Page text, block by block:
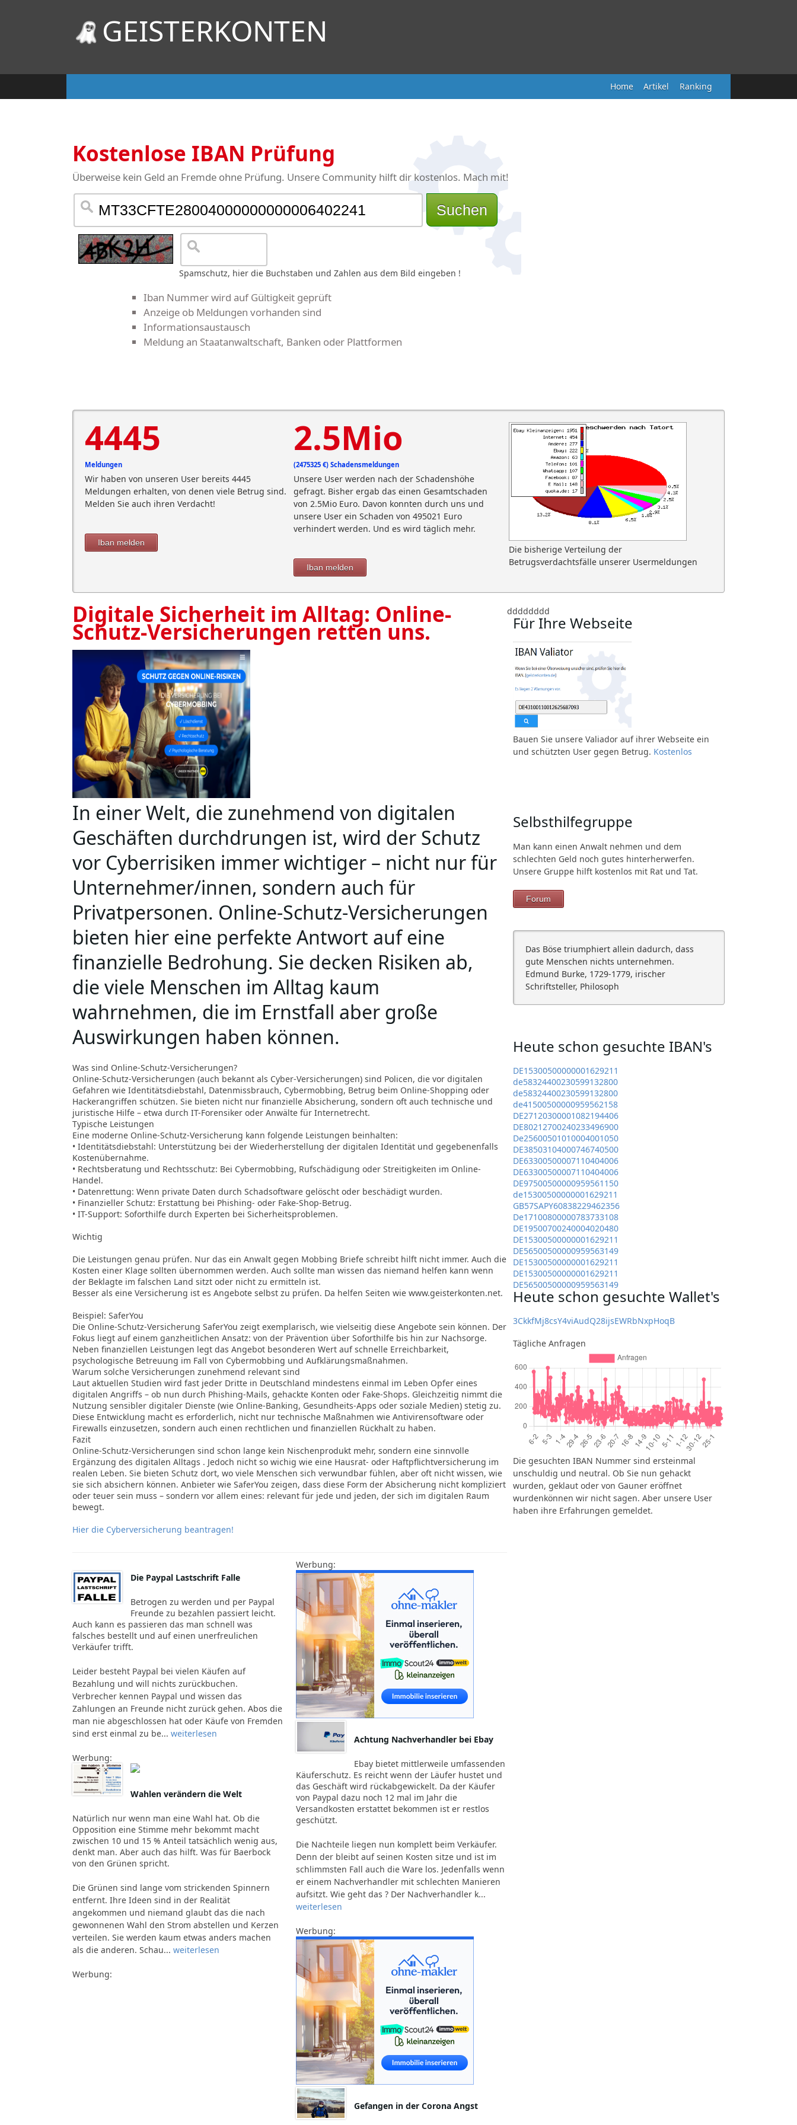
GEISTERKONTEN
Ranking
Artikel
Home
Kostenlose IBAN Prüfung
Überweise kein Geld an Fremde ohne Prüfung. Unsere Community hilft dir kostenlos. Mach mit!
Suchen
Spamschutz, hier die Buchstaben und Zahlen aus dem Bild eingeben !
Iban Nummer wird auf Gültigkeit geprüft
Anzeige ob Meldungen vorhanden sind
Informationsaustausch
Meldung an Staatanwaltschaft, Banken oder Plattformen
4445
Meldungen
Wir haben von unseren User bereits 4445
Meldungen erhalten, von denen viele Betrug sind.
Melden Sie auch ihren Verdacht!
Iban melden
2.5Mio
(2475325 €) Schadensmeldungen
Unsere User werden nach der Schadenshöhe
gefragt. Bisher ergab das einen Gesamtschaden
von 2.5Mio Euro. Davon konnten durch uns und
unsere User ein Schaden von 495021 Euro
verhindert werden. Und es wird täglich mehr.
Iban melden
Die bisherige Verteilung der
Betrugsverdachtsfälle unserer Usermeldungen
dddddddd
Digitale Sicherheit im Alltag: Online-
Schutz-Versicherungen retten uns.
In einer Welt, die zunehmend von digitalen
Geschäften durchdrungen ist, wird der Schutz
vor Cyberrisiken immer wichtiger – nicht nur für
Unternehmer/innen, sondern auch für
Privatpersonen. Online-Schutz-Versicherungen
bieten hier eine perfekte Antwort auf eine
finanzielle Bedrohung. Sie decken Risiken ab,
die viele Menschen im Alltag kaum
wahrnehmen, die im Ernstfall aber große
Auswirkungen haben können.
Was sind Online-Schutz-Versicherungen?
Online-Schutz-Versicherungen (auch bekannt als Cyber-Versicherungen) sind Policen, die vor digitalen
Gefahren wie Identitätsdiebstahl, Datenmissbrauch, Cybermobbing, Betrug beim Online-Shopping oder
Hackerangriffen schützen. Sie bieten nicht nur finanzielle Absicherung, sondern oft auch technische und
juristische Hilfe – etwa durch IT-Forensiker oder Anwälte für Internetrecht.
Typische Leistungen
Eine moderne Online-Schutz-Versicherung kann folgende Leistungen beinhalten:
• Identitätsdiebstahl: Unterstützung bei der Wiederherstellung der digitalen Identität und gegebenenfalls
Kostenübernahme.
• Rechtsberatung und Rechtsschutz: Bei Cybermobbing, Rufschädigung oder Streitigkeiten im Online-
Handel.
• Datenrettung: Wenn private Daten durch Schadsoftware gelöscht oder beschädigt wurden.
• Finanzieller Schutz: Erstattung bei Phishing- oder Fake-Shop-Betrug.
• IT-Support: Soforthilfe durch Experten bei Sicherheitsproblemen.
Wichtig
Die Leistungen genau prüfen. Nur das ein Anwalt gegen Mobbing Briefe schreibt hilft nicht immer. Auch die
Kosten einer Klage sollten übernommen werden. Auch sollte man wissen das niemand helfen kann wenn
der Beklagte im falschen Land sitzt oder nicht zu ermitteln ist.
Besser als eine Versicherung ist es Angebote selbst zu prüfen. Da helfen Seiten wie www.geisterkonten.net.
Beispiel: SaferYou
Die Online-Schutz-Versicherung SaferYou zeigt exemplarisch, wie vielseitig diese Angebote sein können. Der
Fokus liegt auf einem ganzheitlichen Ansatz: von der Prävention über Soforthilfe bis hin zur Nachsorge.
Neben finanziellen Leistungen legt das Angebot besonderen Wert auf schnelle Erreichbarkeit,
psychologische Betreuung im Fall von Cybermobbing und Aufklärungsmaßnahmen.
Warum solche Versicherungen zunehmend relevant sind
Laut aktuellen Studien wird fast jeder Dritte in Deutschland mindestens einmal im Leben Opfer eines
digitalen Angriffs – ob nun durch Phishing-Mails, gehackte Konten oder Fake-Shops. Gleichzeitig nimmt die
Nutzung sensibler digitaler Dienste (wie Online-Banking, Gesundheits-Apps oder soziale Medien) stetig zu.
Diese Entwicklung macht es erforderlich, nicht nur technische Maßnahmen wie Antivirensoftware oder
Firewalls einzusetzen, sondern auch einen rechtlichen und finanziellen Rückhalt zu haben.
Fazit
Online-Schutz-Versicherungen sind schon lange kein Nischenprodukt mehr, sondern eine sinnvolle
Ergänzung des digitalen Alltags . Jedoch nicht so wichig wie eine Hausrat- oder Haftpflichtversicherung im
realen Leben. Sie bieten Schutz dort, wo viele Menschen sich verwundbar fühlen, aber oft nicht wissen, wie
sie sich absichern können. Anbieter wie SaferYou zeigen, dass diese Form der Absicherung nicht kompliziert
oder teuer sein muss – sondern vor allem eines: relevant für jede und jeden, der sich im digitalen Raum
bewegt.
Hier die Cyberversicherung beantragen!
Die Paypal Lastschrift Falle
Betrogen zu werden und per Paypal
Freunde zu bezahlen passiert leicht.
Auch kann es passieren das man schnell was
falsches bestellt und auf einen unerfreulichen
Verkäufer trifft.
Leider besteht Paypal bei vielen Käufen auf
Bezahlung und will nichts zurückbuchen.
Verbrecher kennen Paypal und wissen das
Zahlungen an Freunde nicht zurück gehen. Abos die
man nie abgeschlossen hat oder Käufe von Fremden
sind erst einmal zu be... weiterlesen
Werbung:
Wahlen verändern die Welt
Natürlich nur wenn man eine Wahl hat. Ob die
Opposition eine Stimme mehr bekommt macht
zwischen 10 und 15 % Anteil tatsächlich wenig aus,
denkt man. Aber auch das hilft. Was für Baerbock
von den Grünen spricht.
Die Grünen sind lange vom strickenden Spinnern
entfernt. Ihre Ideen sind in der Realität
angekommen und niemand glaubt das die nach
gewonnenen Wahl den Strom abstellen und Kerzen
verteilen. Sie werden kaum etwas anders machen
als die anderen. Schau... weiterlesen
Werbung:
Werbung:
Achtung Nachverhandler bei Ebay
Ebay bietet mittlerweile umfassenden
Käuferschutz. Es reicht wenn der Läufer hustet und
das Geschäft wird rückabgewickelt. Da der Käufer
von Paypal dazu noch 12 mal im Jahr die
Versandkosten erstattet bekommen ist er restlos
geschützt.
Die Nachteile liegen nun komplett beim Verkäufer.
Denn der bleibt auf seinen Kosten sitze und ist im
schlimmsten Fall auch die Ware los. Jedenfalls wenn
er einem Nachverhandler mit schlechten Manieren
aufsitzt. Wie geht das ? Der Nachverhandler k...
weiterlesen
Werbung:
Gefangen in der Corona Angst
Für Ihre Webseite
Bauen Sie unsere Valiador auf ihrer Webseite ein
und schützten User gegen Betrug. Kostenlos
Selbsthilfegruppe
Man kann einen Anwalt nehmen und dem
schlechten Geld noch gutes hinterherwerfen.
Unsere Gruppe hilft kostenlos mit Rat und Tat.
Forum
Das Böse triumphiert allein dadurch, dass
gute Menschen nichts unternehmen.
Edmund Burke, 1729-1779, irischer
Schriftsteller, Philosoph
Heute schon gesuchte IBAN's
DE15300500000001629211
de58324400230599132800
de58324400230599132800
de41500500000959562158
DE27120300001082194406
DE80212700240233496900
De25600501010004001050
DE38503104000746740500
DE63300500007110404006
DE63300500007110404006
DE97500500000959561150
de15300500000001629211
GB57SAPY60838229462356
De17100800000783733108
DE19500700240004020480
DE15300500000001629211
DE56500500000959563149
DE15300500000001629211
DE15300500000001629211
DE56500500000959563149
Heute schon gesuchte Wallet's
3CkkfMj8csY4viAudQ28ijsEWRbNxpHoqB
Tägliche Anfragen
Die gesuchten IBAN Nummer sind ersteinmal
unschuldig und neutral. Ob Sie nun gehackt
wurden, geklaut oder von Gauner eröffnet
wurdenkönnen wir nicht sagen. Aber unsere User
haben ihre Erfahrungen gemeldet.